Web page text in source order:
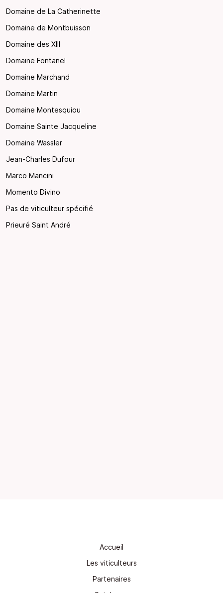
Domaine de La Catherinette
Domaine de Montbuisson
Domaine des XIII
Domaine Fontanel
Domaine Marchand
Domaine Martin
Domaine Montesquiou
Domaine Sainte Jacqueline
Domaine Wassler
Jean-Charles Dufour
Marco Mancini
Momento Divino
Pas de viticulteur spécifié
Prieuré Saint André
Accueil
Les viticulteurs
Partenaires